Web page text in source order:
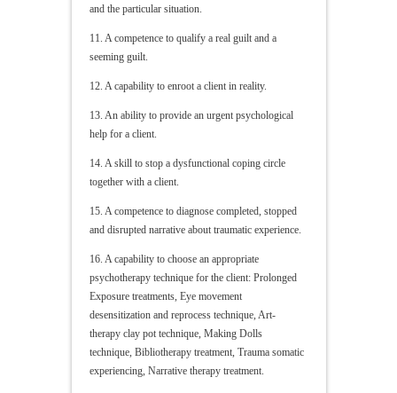
and the particular situation.
11. A competence to qualify a real guilt and a
seeming guilt.
12. A capability to enroot a client in reality.
13. An ability to provide an urgent psychological
help for a client.
14. A skill to stop a dysfunctional coping circle
together with a client.
15. A competence to diagnose completed, stopped
and disrupted narrative about traumatic experience.
16. A capability to choose an appropriate
psychotherapy technique for the client: Prolonged
Exposure treatments, Eye movement
desensitization and reprocess technique, Art-
therapy clay pot technique, Making Dolls
technique, Bibliotherapy treatment, Trauma somatic
experiencing, Narrative therapy treatment.